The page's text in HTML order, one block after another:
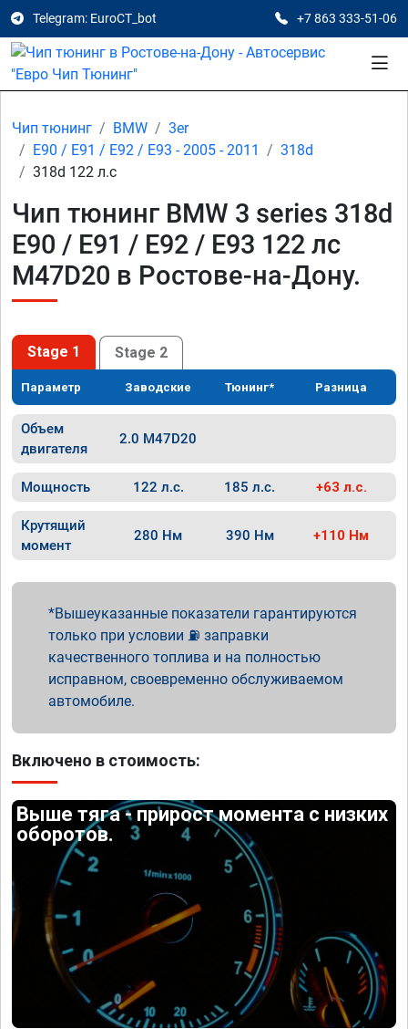
Telegram: EuroCT_bot +7 863 333-51-06
Чип тюнинг BMW
3er
E90 / E91 / E92 / E93 - 2005 - 2011
318d
318d 122 л.с
Чип тюнинг BMW 3 series 318d
E90 / E91 / E92 / E93 122 лс
M47D20 в Ростове-на-Дону.
Stage 1 Stage 2
Параметр Заводские Тюнинг* Разница
Объем
двигателя
2.0 M47D20
Мощность 122 л.с. 185 л.с. +63 л.с.
Крутящий
момент
280 Нм 390 Нм +110 Нм
Вышеуказанные показатели гарантируются
только при условии ⛽ заправки
качественного топлива и на полностью
исправном, своевременно обслуживаемом
автомобиле.
Включено в стоимость:
Выше тяга - прирост момента с низких
оборотов.